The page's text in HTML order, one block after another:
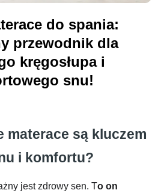
do spania:
przewodnik dla
kręgosłupa i
snu!
materace są kluczem
i komfortu?
jest zdrowy sen. To on